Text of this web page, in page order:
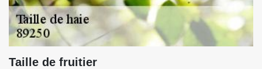
Taille de fruitier